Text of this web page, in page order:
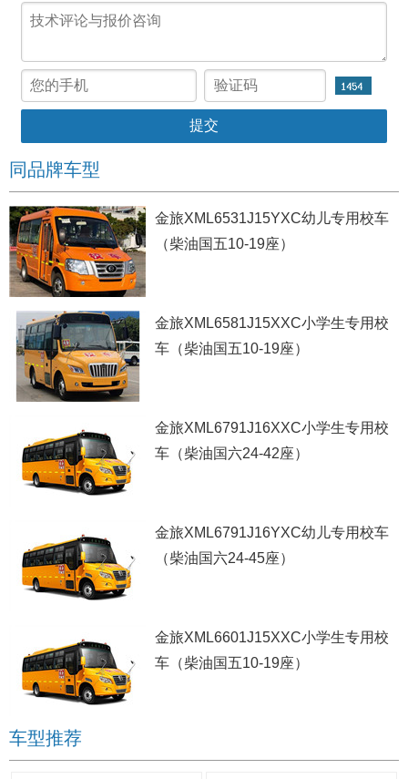
同品牌车型
金旅XML6531J15YXC幼儿专用校车
（柴油国五10-19座）
金旅XML6581J15XXC小学生专用校
车（柴油国五10-19座）
金旅XML6791J16XXC小学生专用校
车（柴油国六24-42座）
金旅XML6791J16YXC幼儿专用校车
（柴油国六24-45座）
金旅XML6601J15XXC小学生专用校
车（柴油国五10-19座）
车型推荐